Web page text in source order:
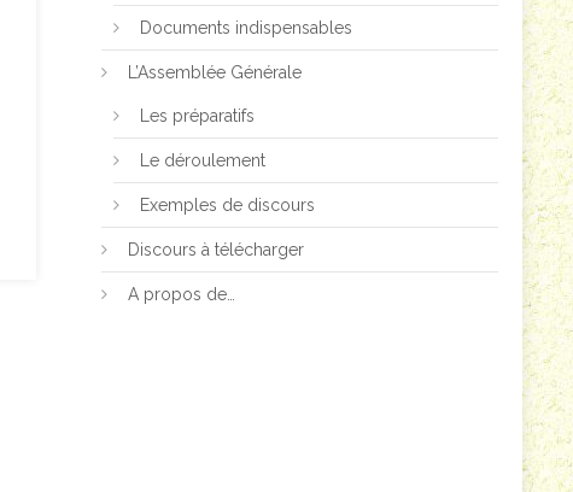
Documents indispensables
L’Assemblée Générale
Les préparatifs
Le déroulement
Exemples de discours
Discours à télécharger
A propos de…